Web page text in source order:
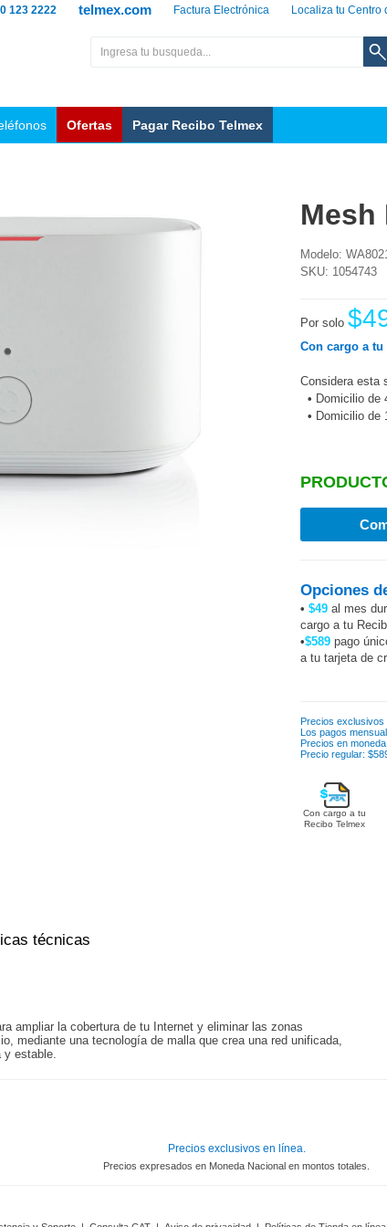
Localiza tu Centro
Factura Electrónica
telmex.com
123 2222
Ofertas Pagar Recibo Telmex
Mesh
Modelo:
SKU: 1054743
Por solo
Con cargo a tu
Considera esta
• Domicilio de
• Domicilio de
Opciones
• $49 al mes
cargo a tu
•$589 pago
a tu tarjeta de
Precios exclusivos
Los pagos
Precios en
Precio regular:
Con cargo a tu
Recibo Telmex
técnicas
ampliar la cobertura de tu Internet y eliminar las zonas
mediante una tecnología de malla que crea una red unificada,
y estable.
Precios exclusivos en línea.
Precios expresados en Moneda Nacional en montos totales.